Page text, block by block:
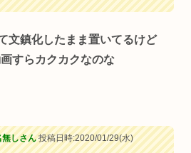
文鎮化したまま置いてるけど
すらカクカクなのな
無しさん投稿日時:2020/01/29(水)